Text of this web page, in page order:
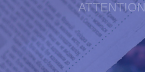
ATTENTION